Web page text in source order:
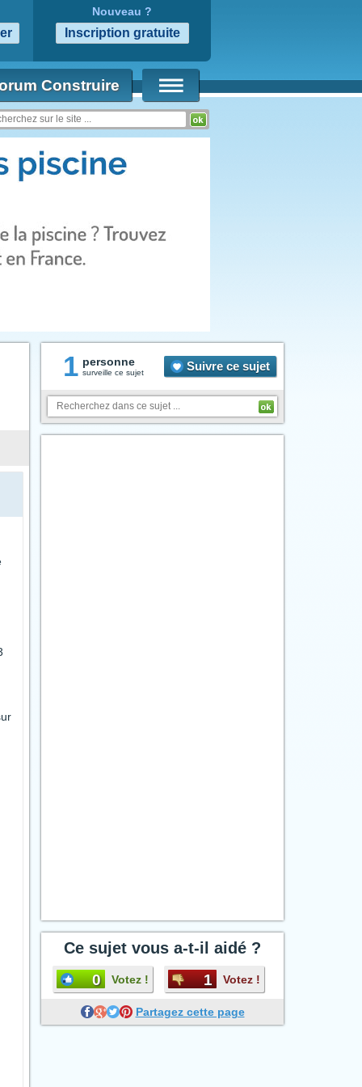
Nouveau ?
Construire
1 personne
surveille ce sujet Suivre ce sujet
Ce sujet vous a-t-il aidé ?
0 Votez ! 1 Votez !
Partagez cette page